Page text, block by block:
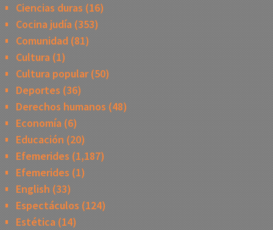
Ciencias duras (16)
Cocina judía(353)
Comunidad(81)
Cultura(1)
Cultura popular(50)
Deportes (36)
Derechos humanos (48)
Economía(6)
Educación (20)
Efemerides (1,187)
Efemerides (1)
English (33)
Espectáculos (124)
Estética(14)